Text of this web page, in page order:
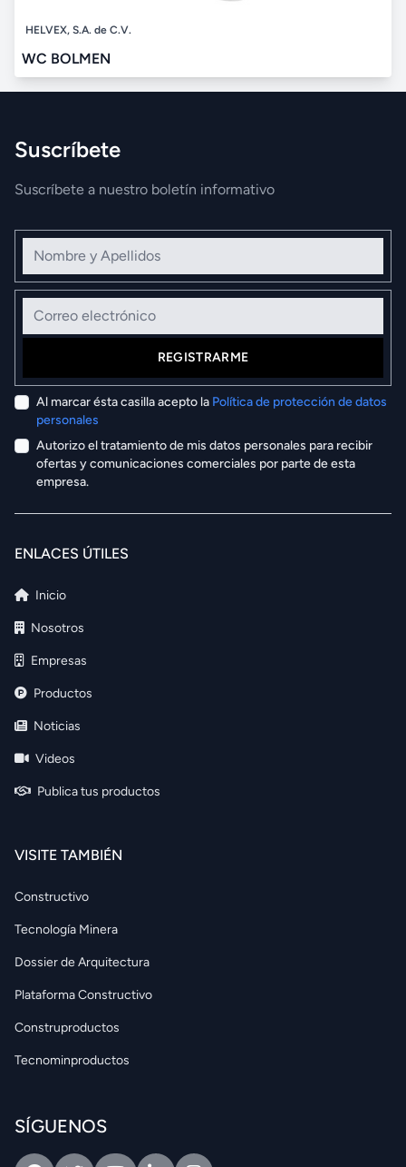
HELVEX, S.A. de C.V.
WC BOLMEN
Suscríbete
Suscríbete a nuestro boletín informativo
Nombre y Apellidos
Correo electrónico
REGISTRARME
Al marcar ésta casilla acepto la Política de protección de datos
personales
Autorizo el tratamiento de mis datos personales para recibir
ofertas y comunicaciones comerciales por parte de esta
empresa.
ENLACES ÚTILES
Inicio
Nosotros
Empresas
Productos
Noticias
Videos
Publica tus productos
VISITE TAMBIÉN
Constructivo
Tecnología Minera
Dossier de Arquitectura
Plataforma Constructivo
Construproductos
Tecnominproductos
SÍGUENOS
FacebookTwitterYoutubeLinkedinIntagram